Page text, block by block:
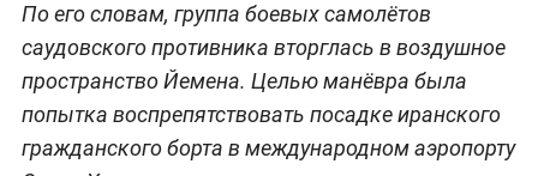
По его словам, группа боевых самолётов
саудовского противника вторглась в воздушное
пространство Йемена. Целью манёвра была
попытка воспрепятствовать посадке иранского
гражданского борта в международном аэропорту